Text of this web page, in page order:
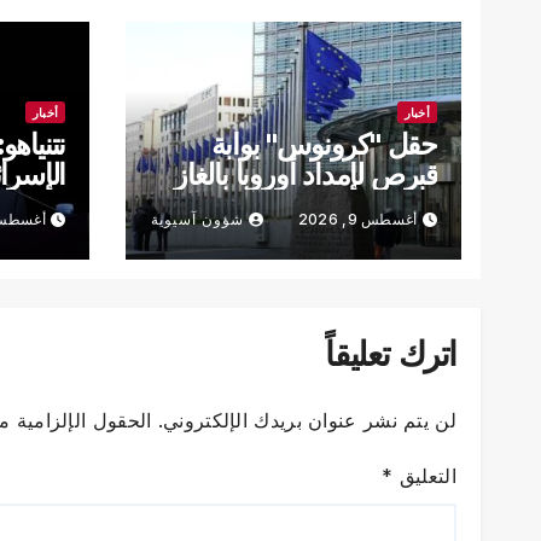
أخبار
حقل "كرونوس" بوابة
قبرص لإمداد أوروبا بالغاز
في 2028أغسطس 9, 2026 شؤون آسيوية
أخبار
يتمأغسطس 9,
اترك تعليقاً
لن يتم نشر عنوان بريدك الإلكتروني. الحقول الإلزامية
التعليق *